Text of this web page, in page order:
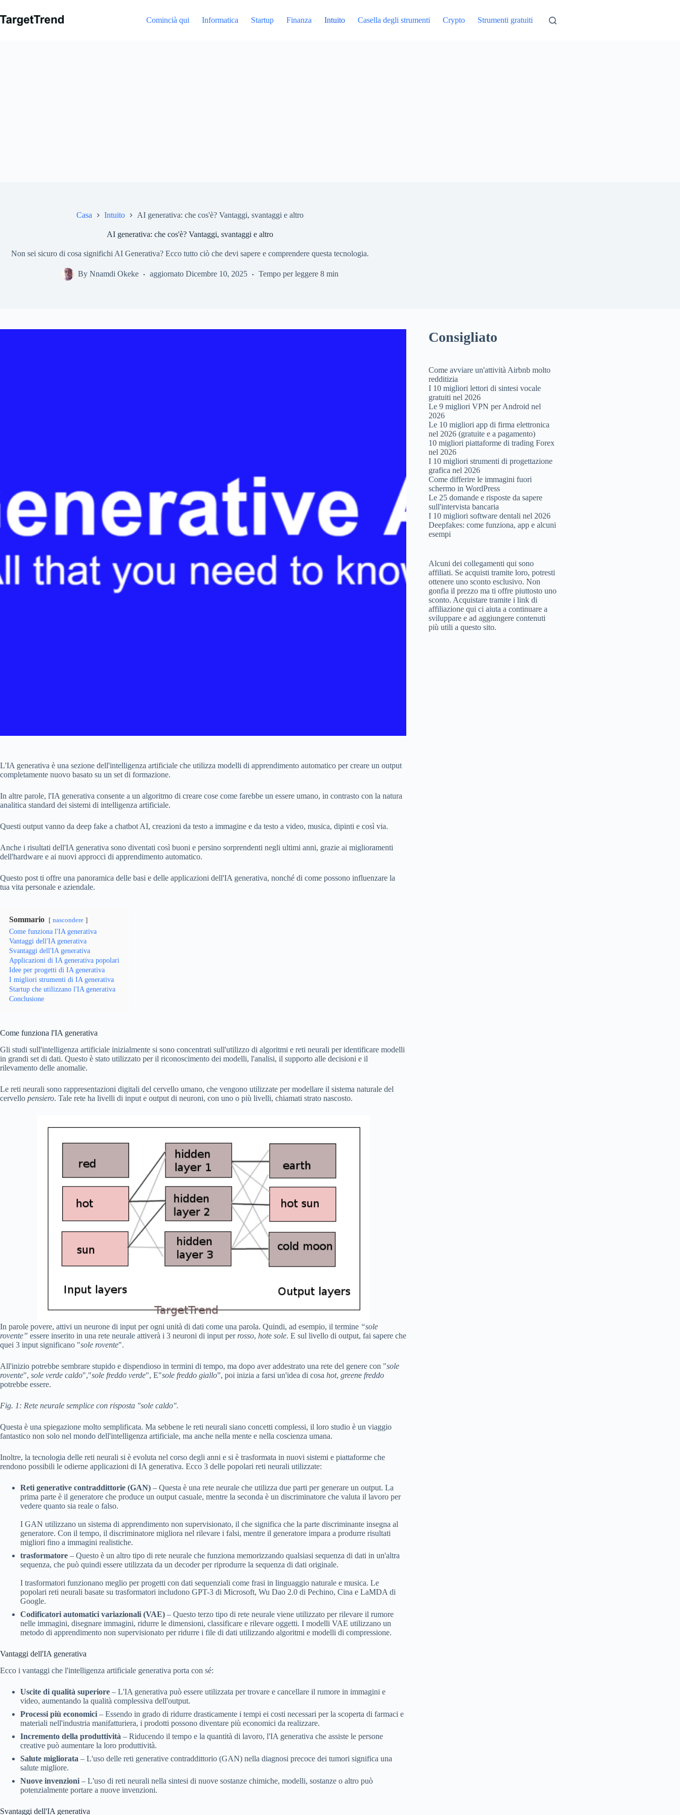
contenuto
Comincià qui Informatica Startup Finanza Intuito Casella degli strumenti Crypto Strumenti gratuiti
Casa Intuito AI generativa: che cos'è? Vantaggi, svantaggi e altro
AI generativa: che cos'è? Vantaggi, svantaggi e altro
Non sei sicuro di cosa significhi AI Generativa? Ecco tutto ciò che devi sapere e comprendere questa tecnologia.
By Nnamdi Okeke aggiornato Dicembre 10, 2025 Tempo per leggere 8 min
L'IA generativa è una sezione dell'intelligenza artificiale che utilizza modelli di apprendimento automatico per creare un output
completamente nuovo basato su un set di formazione.
In altre parole, l'IA generativa consente a un algoritmo di creare cose come farebbe un essere umano, in contrasto con la natura
analitica standard dei sistemi di intelligenza artificiale.
Questi output vanno da deep fake a chatbot AI, creazioni da testo a immagine e da testo a video, musica, dipinti e così via.
Anche i risultati dell'IA generativa sono diventati così buoni e persino sorprendenti negli ultimi anni, grazie ai miglioramenti
dell'hardware e ai nuovi approcci di apprendimento automatico.
Questo post ti offre una panoramica delle basi e delle applicazioni dell'IA generativa, nonché di come possono influenzare la
tua vita personale e aziendale.
Sommario nascondere
Come funziona l'IA generativa
Vantaggi dell'IA generativa
Svantaggi dell'IA generativa
Applicazioni di IA generativa popolari
Idee per progetti di IA generativa
I migliori strumenti di IA generativa
Startup che utilizzano l'IA generativa
Conclusione
Come funziona l'IA generativa
Gli studi sull'intelligenza artificiale inizialmente si sono concentrati sull'utilizzo di algoritmi e reti neurali per identificare modelli
in grandi set di dati. Questo è stato utilizzato per il riconoscimento dei modelli, l'analisi, il supporto alle decisioni e il
rilevamento delle anomalie.
Le reti neurali sono rappresentazioni digitali del cervello umano, che vengono utilizzate per modellare il sistema naturale del
cervello pensiero. Tale rete ha livelli di input e output di neuroni, con uno o più livelli, chiamati strato nascosto.
In parole povere, attivi un neurone di input per ogni unità di dati come una parola. Quindi, ad esempio, il termine “sole
rovente” essere inserito in una rete neurale attiverà i 3 neuroni di input per rosso, hote sole. E sul livello di output, fai sapere che
quei 3 input significano "sole rovente".
All'inizio potrebbe sembrare stupido e dispendioso in termini di tempo, ma dopo aver addestrato una rete del genere con "sole
rovente", sole verde caldo","sole freddo verde", E"sole freddo giallo”, poi inizia a farsi un'idea di cosa hot, greene freddo
potrebbe essere.
Fig. 1: Rete neurale semplice con risposta "sole caldo".
Questa è una spiegazione molto semplificata. Ma sebbene le reti neurali siano concetti complessi, il loro studio è un viaggio
fantastico non solo nel mondo dell'intelligenza artificiale, ma anche nella mente e nella coscienza umana.
Inoltre, la tecnologia delle reti neurali si è evoluta nel corso degli anni e si è trasformata in nuovi sistemi e piattaforme che
rendono possibili le odierne applicazioni di IA generativa. Ecco 3 delle popolari reti neurali utilizzate:
Reti generative contraddittorie (GAN) – Questa è una rete neurale che utilizza due parti per generare un output. La
prima parte è il generatore che produce un output casuale, mentre la seconda è un discriminatore che valuta il lavoro per
vedere quanto sia reale o falso.
I GAN utilizzano un sistema di apprendimento non supervisionato, il che significa che la parte discriminante insegna al
generatore. Con il tempo, il discriminatore migliora nel rilevare i falsi, mentre il generatore impara a produrre risultati
migliori fino a immagini realistiche.
trasformatore – Questo è un altro tipo di rete neurale che funziona memorizzando qualsiasi sequenza di dati in un'altra
sequenza, che può quindi essere utilizzata da un decoder per riprodurre la sequenza di dati originale.
I trasformatori funzionano meglio per progetti con dati sequenziali come frasi in linguaggio naturale e musica. Le
popolari reti neurali basate su trasformatori includono GPT-3 di Microsoft, Wu Dao 2.0 di Pechino, Cina e LaMDA di
Google.
Codificatori automatici variazionali (VAE) – Questo terzo tipo di rete neurale viene utilizzato per rilevare il rumore
nelle immagini, disegnare immagini, ridurre le dimensioni, classificare e rilevare oggetti. I modelli VAE utilizzano un
metodo di apprendimento non supervisionato per ridurre i file di dati utilizzando algoritmi e modelli di compressione.
Vantaggi dell'IA generativa
Ecco i vantaggi che l'intelligenza artificiale generativa porta con sé:
Uscite di qualità superiore – L'IA generativa può essere utilizzata per trovare e cancellare il rumore in immagini e
video, aumentando la qualità complessiva dell'output.
Processi più economici – Essendo in grado di ridurre drasticamente i tempi ei costi necessari per la scoperta di farmaci e
materiali nell'industria manifatturiera, i prodotti possono diventare più economici da realizzare.
Incremento della produttività – Riducendo il tempo e la quantità di lavoro, l'IA generativa che assiste le persone
creative può aumentare la loro produttività.
Salute migliorata – L'uso delle reti generative contraddittorio (GAN) nella diagnosi precoce dei tumori significa una
salute migliore.
Nuove invenzioni – L'uso di reti neurali nella sintesi di nuove sostanze chimiche, modelli, sostanze o altro può
potenzialmente portare a nuove invenzioni.
Svantaggi dell'IA generativa
Consigliato
Come avviare un'attività Airbnb molto
redditizia
I 10 migliori lettori di sintesi vocale
gratuiti nel 2026
Le 9 migliori VPN per Android nel
2026
Le 10 migliori app di firma elettronica
nel 2026 (gratuite e a pagamento)
10 migliori piattaforme di trading Forex
nel 2026
I 10 migliori strumenti di progettazione
grafica nel 2026
Come differire le immagini fuori
schermo in WordPress
Le 25 domande e risposte da sapere
sull'intervista bancaria
I 10 migliori software dentali nel 2026
Deepfakes: come funziona, app e alcuni
esempi
Alcuni dei collegamenti qui sono
affiliati. Se acquisti tramite loro, potresti
ottenere uno sconto esclusivo. Non
gonfia il prezzo ma ti offre piuttosto uno
sconto. Acquistare tramite i link di
affiliazione qui ci aiuta a continuare a
sviluppare e ad aggiungere contenuti
più utili a questo sito.